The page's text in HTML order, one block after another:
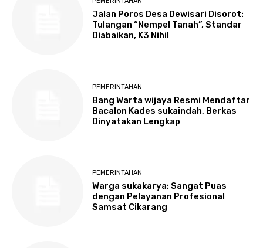
Jalan Poros Desa Dewisari Disorot:
Tulangan “Nempel Tanah”, Standar
Diabaikan, K3 Nihil
PEMERINTAHAN
Bang Warta wijaya Resmi Mendaftar
Bacalon Kades sukaindah, Berkas
Dinyatakan Lengkap
PEMERINTAHAN
Warga sukakarya: Sangat Puas
dengan Pelayanan Profesional
Samsat Cikarang